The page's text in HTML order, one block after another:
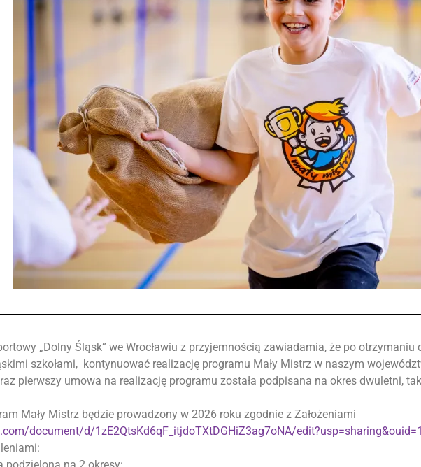
„Dolny Śląsk” we Wrocławiu z przyjemnością zawiadamia, że po
szkołami, kontynuować realizację programu Mały Mistrz w naszym
pierwszy umowa na realizację programu została podpisana na okres dwuletni,
Mały Mistrz będzie prowadzony w 2026 roku zgodnie z Założeniami
document/d/1zE2QtsKd6qF_itjdoTXtDGHiZ3ag7oNA/